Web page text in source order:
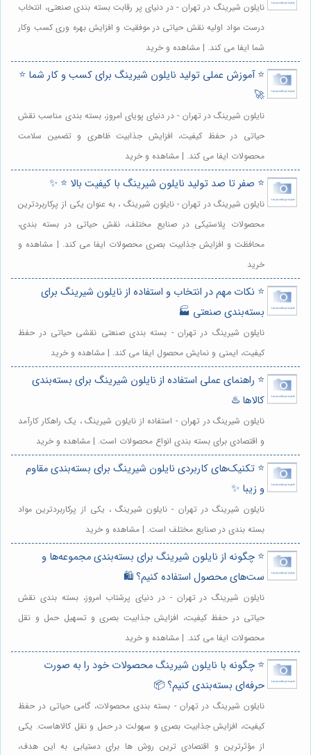
نایلون شیرینگ در تهران - در دنیای پر رقابت بسته بندی صنعتی، انتخاب
درست مواد اولیه نقش حیاتی در موفقیت و افزایش بهره وری کسب وکار
شما ایفا می کند. | مشاهده و خرید
⭐️ آموزش عملی تولید نایلون شیرینگ برای کسب و کار شما ⭐️
🚀
نایلون شیرینگ در تهران - در دنیای پویای امروز، بسته بندی مناسب نقش
حیاتی در حفظ کیفیت، افزایش جذابیت ظاهری و تضمین سلامت
محصولات ایفا می کند. | مشاهده و خرید
⭐️ صفر تا صد تولید نایلون شیرینگ با کیفیت بالا ⭐️ ✨
نایلون شیرینگ در تهران - نایلون شیرینگ ، به عنوان یکی از پرکاربردترین
محصولات پلاستیکی در صنایع مختلف، نقش حیاتی در بسته بندی،
محافظت و افزایش جذابیت بصری محصولات ایفا می کند. | مشاهده و
خرید
⭐️ نکات مهم در انتخاب و استفاده از نایلون شیرینگ برای
بسته‌بندی صنعتی 🏭
نایلون شیرینگ در تهران - بسته بندی صنعتی نقشی حیاتی در حفظ
کیفیت، ایمنی و نمایش محصول ایفا می کند. | مشاهده و خرید
⭐️ راهنمای عملی استفاده از نایلون شیرینگ برای بسته‌بندی
کالاها ♨️
نایلون شیرینگ در تهران - استفاده از نایلون شیرینگ ، یک راهکار کارآمد
و اقتصادی برای بسته بندی انواع محصولات است. | مشاهده و خرید
⭐️ تکنیک‌های کاربردی نایلون شیرینگ برای بسته‌بندی مقاوم
و زیبا ✨
نایلون شیرینگ در تهران - نایلون شیرینگ ، یکی از پرکاربردترین مواد
بسته بندی در صنایع مختلف است. | مشاهده و خرید
⭐️ چگونه از نایلون شیرینگ برای بسته‌بندی مجموعه‌ها و
ست‌های محصول استفاده کنیم؟ 🛍️
نایلون شیرینگ در تهران - در دنیای پرشتاب امروز، بسته بندی نقش
حیاتی در حفظ کیفیت، افزایش جذابیت بصری و تسهیل حمل و نقل
محصولات ایفا می کند. | مشاهده و خرید
⭐️ چگونه با نایلون شیرینگ محصولات خود را به صورت
حرفه‌ای بسته‌بندی کنیم؟ 📦
نایلون شیرینگ در تهران - بسته بندی محصولات، گامی حیاتی در حفظ
کیفیت، افزایش جذابیت بصری و سهولت در حمل و نقل کالاهاست. یکی
از مؤثرترین و اقتصادی ترین روش ها برای دستیابی به این هدف،